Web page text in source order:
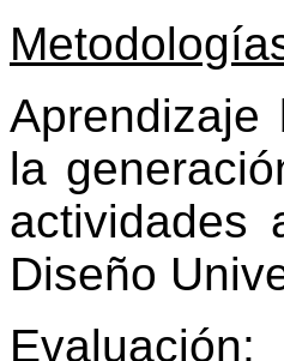
Aprendizaje
la
actividades
Diseño
Evaluación: